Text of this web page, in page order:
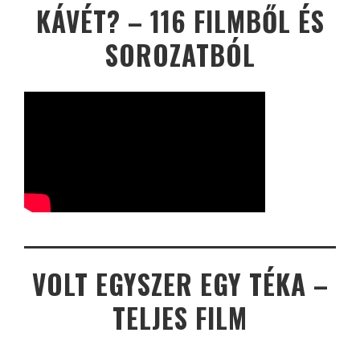
KÁVÉT? – 116 FILMBŐL ÉS
SOROZATBÓL
VOLT EGYSZER EGY TÉKA –
TELJES FILM